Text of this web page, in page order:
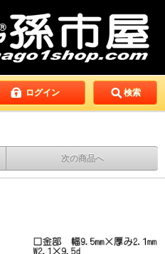
ログイン 検索
次の商品へ